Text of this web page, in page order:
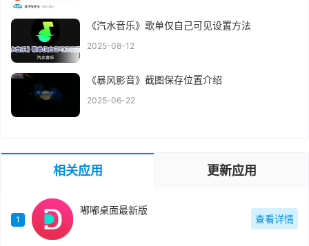
《汽水音乐》歌单仅自己可见设置方法
2025-08-12
《暴风影音》截图保存位置介绍
2025-06-22
相关应用 更新应用
1
嘟嘟桌面最新版
查看详情